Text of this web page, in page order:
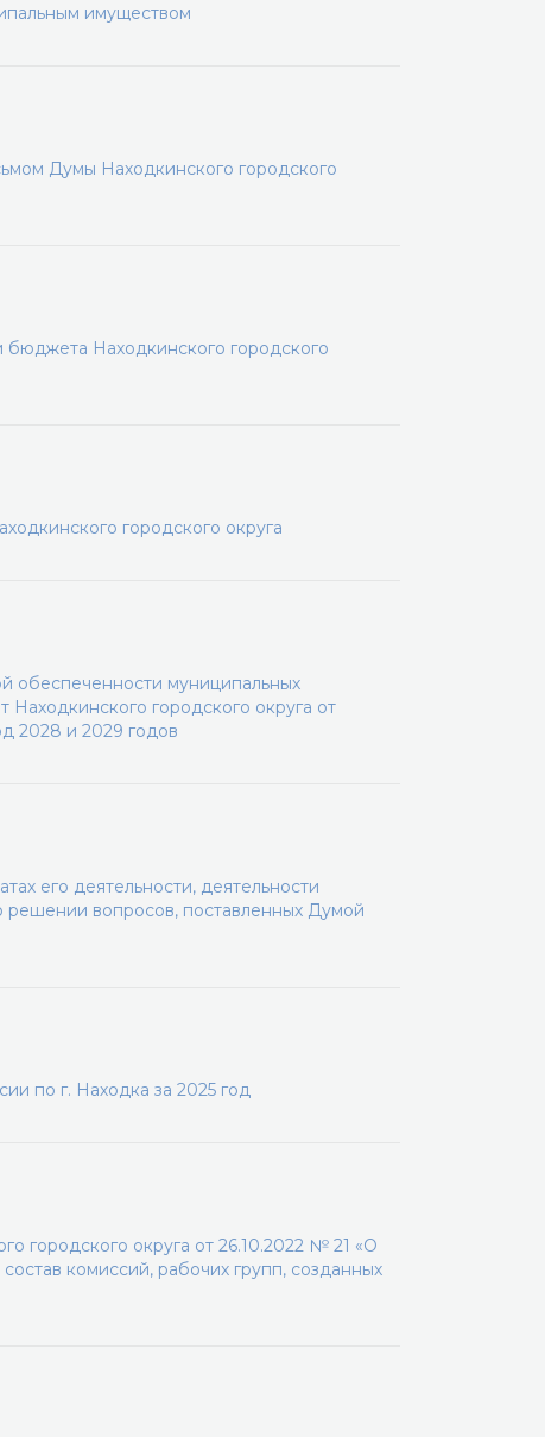
имуществом
Думы Находкинского городского
Находкинского городского
городского округа
обеспеченности муниципальных
городского округа от
2028 и 2029 годов
его деятельности, деятельности
решении вопросов, поставленных Думой
по г. Находка за 2025 год
городского округа от 26.10.2022 № 21 «О
комиссий, рабочих групп, созданных